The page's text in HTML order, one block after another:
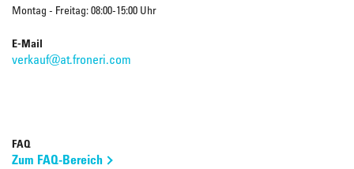
Montag - Freitag: 08:00-15:00 Uhr
E-Mail
verkauf@at.froneri.com
FAQ
Zum FAQ-Bereich